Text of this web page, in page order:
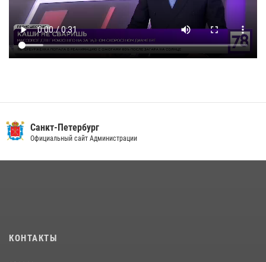
Санкт-Петербург
Официальный сайт Администрации
КОНТАКТЫ